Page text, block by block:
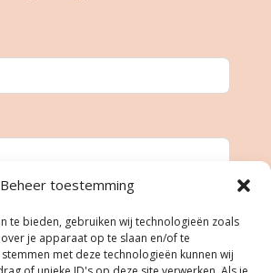
Beheer toestemming
te bieden, gebruiken wij technologieën zoals
je apparaat op te slaan en/of te
met deze technologieën kunnen wij